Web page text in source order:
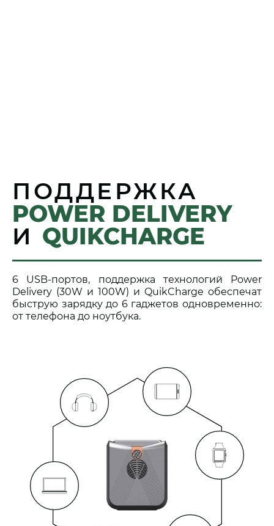
ПОДДЕРЖКА
POWER DELIVERY
И QUIKCHARGE
6 USB-портов, поддержка технологий Power
Delivery (30W и 100W) и QuikCharge обеспечат
быструю зарядку до 6 гаджетов одновременно:
от телефона до ноутбука.